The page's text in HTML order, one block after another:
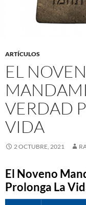
ARTÍCULOS
EL
VERDAD
VIDA
2 OCTUBRE, 2021
El Noveno
Prolonga La